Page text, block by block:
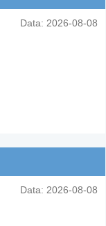
Data: 2026-08-08
Data: 2026-08-08